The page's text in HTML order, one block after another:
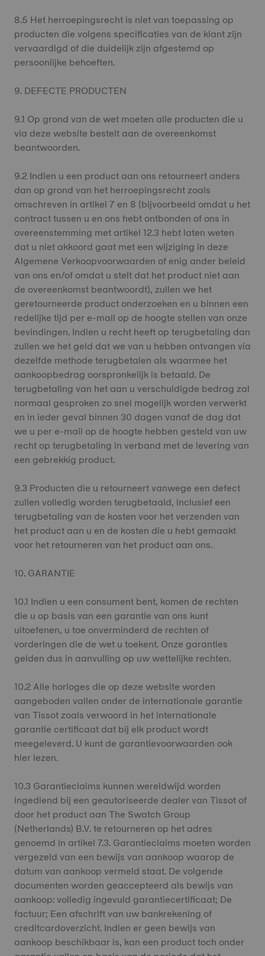
8.5 Het herroepingsrecht is niet van toepassing op
producten die volgens specificaties van de klant zijn
vervaardigd of die duidelijk zijn afgestemd op
persoonlijke behoeften.
9. DEFECTE PRODUCTEN
9.1 Op grond van de wet moeten alle producten die u
via deze website bestelt aan de overeenkomst
beantwoorden.
9.2 Indien u een product aan ons retourneert anders
dan op grond van het herroepingsrecht zoals
omschreven in artikel 7 en 8 (bijvoorbeeld omdat u het
contract tussen u en ons hebt ontbonden of ons in
overeenstemming met artikel 12.3 hebt laten weten
dat u niet akkoord gaat met een wijziging in deze
Algemene Verkoopvoorwaarden of enig ander beleid
van ons en/of omdat u stelt dat het product niet aan
de overeenkomst beantwoordt), zullen we het
geretourneerde product onderzoeken en u binnen een
redelijke tijd per e-mail op de hoogte stellen van onze
bevindingen. Indien u recht heeft op terugbetaling dan
zullen we het geld dat we van u hebben ontvangen via
dezelfde methode terugbetalen als waarmee het
aankoopbedrag oorspronkelijk is betaald. De
terugbetaling van het aan u verschuldigde bedrag zal
normaal gesproken zo snel mogelijk worden verwerkt
en in ieder geval binnen 30 dagen vanaf de dag dat
we u per e-mail op de hoogte hebben gesteld van uw
recht op terugbetaling in verband met de levering van
een gebrekkig product.
9.3 Producten die u retourneert vanwege een defect
zullen volledig worden terugbetaald, inclusief een
terugbetaling van de kosten voor het verzenden van
het product aan u en de kosten die u hebt gemaakt
voor het retourneren van het product aan ons.
10. GARANTIE
10.1 Indien u een consument bent, komen de rechten
die u op basis van een garantie van ons kunt
uitoefenen, u toe onverminderd de rechten of
vorderingen die de wet u toekent. Onze garanties
gelden dus in aanvulling op uw wettelijke rechten.
10.2 Alle horloges die op deze website worden
aangeboden vallen onder de internationale garantie
van Tissot zoals verwoord in het internationale
garantie certificaat dat bij elk product wordt
meegeleverd. U kunt de garantievoorwaarden ook
hier lezen.
10.3 Garantieclaims kunnen wereldwijd worden
ingediend bij een geautoriseerde dealer van Tissot of
door het product aan The Swatch Group
(Netherlands) B.V. te retourneren op het adres
genoemd in artikel 7.3. Garantieclaims moeten worden
vergezeld van een bewijs van aankoop waarop de
datum van aankoop vermeld staat. De volgende
documenten worden geaccepteerd als bewijs van
aankoop: volledig ingevuld garantiecertificaat; De
factuur; Een afschrift van uw bankrekening of
creditcardoverzicht. Indien er geen bewijs van
aankoop beschikbaar is, kan een product toch onder